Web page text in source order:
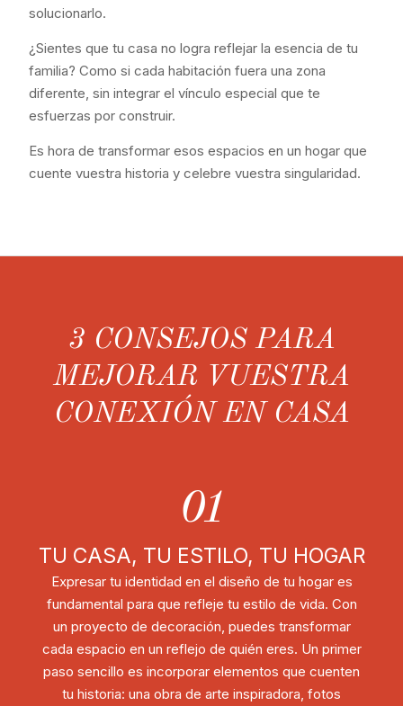
solucionarlo.
¿Sientes que tu casa no logra reflejar la esencia de tu
familia? Como si cada habitación fuera una zona
diferente, sin integrar el vínculo especial que te
esfuerzas por construir.
Es hora de transformar esos espacios en un hogar que
cuente vuestra historia y celebre vuestra singularidad.
3 CONSEJOS PARA
MEJORAR VUESTRA
CONEXIÓN EN CASA
01
TU CASA, TU ESTILO, TU HOGAR
Expresar tu identidad en el diseño de tu hogar es
fundamental para que refleje tu estilo de vida. Con
un proyecto de decoración, puedes transformar
cada espacio en un reflejo de quién eres. Un primer
paso sencillo es incorporar elementos que cuenten
tu historia: una obra de arte inspiradora, fotos